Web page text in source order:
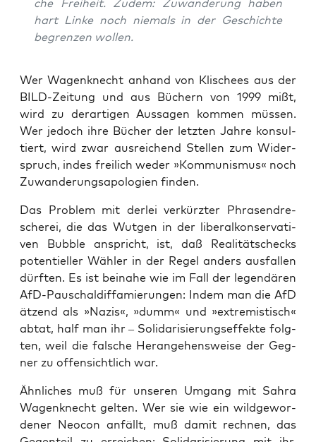
che Frei­heit. Zudem: Zuwan­de­rung haben
hart Lin­ke noch nie­mals in der Geschich­te
begren­zen wollen.
Wer Wagen­knecht anhand von Kli­schees aus der
BILD-Zei­tung und aus Büchern von 1999 mißt,
wird zu der­ar­ti­gen Aus­sa­gen kom­men müs­sen.
Wer jedoch ihre Bücher der letz­ten Jah­re kon­sul­
tiert, wird zwar aus­rei­chend Stel­len zum Wider­
spruch, indes frei­lich weder »Kom­mu­nis­mus« noch
Zuwan­de­rungs­a­po­lo­gien finden.
Das Pro­blem mit der­lei ver­kürz­ter Phra­sen­dre­
sche­rei, die das Wut­gen in der libe­ral­kon­ser­va­ti­
ven Bubble anspricht, ist, daß Rea­li­täts­checks
poten­ti­el­ler Wäh­ler in der Regel anders aus­fal­len
dürf­ten. Es ist bei­na­he wie im Fall der legen­dä­ren
AfD-Pau­schal­dif­fa­mie­run­gen: Indem man die AfD
ätzend als »Nazis«, »dumm« und »extre­mis­tisch«
abtat, half man ihr – Soli­da­ri­sie­rungs­ef­fek­te folg­
ten, weil die fal­sche Her­an­ge­hens­wei­se der Geg­
ner zu offen­sicht­lich war.
Ähn­li­ches muß für unse­ren Umgang mit Sahra
Wagen­knecht gel­ten. Wer sie wie ein wild­ge­wor­
de­ner Neo­con anfällt, muß damit rech­nen, das